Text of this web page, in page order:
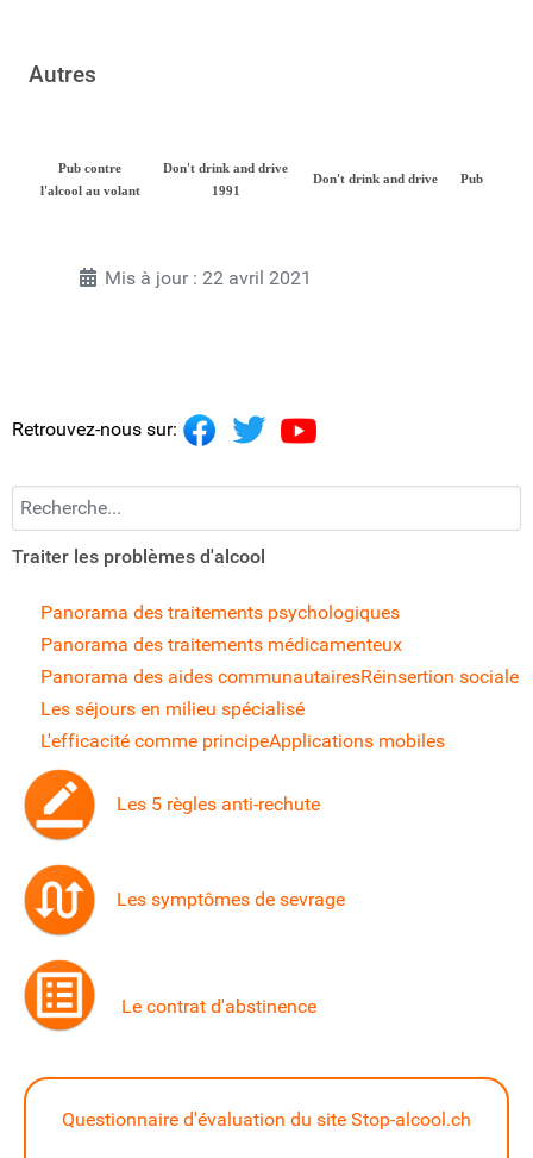
Autres
Pub contre
l'alcool au volant
Don't drink and drive
1991
Don't drink and drive Pub
Mis à jour : 22 avril 2021
Retrouvez-nous sur:
Recherchez...
Traiter les problèmes d'alcool
Panorama des traitements psychologiques
Panorama des traitements médicamenteux
Panorama des aides communautairesRéinsertion sociale
Les séjours en milieu spécialisé
L'efficacité comme principeApplications mobiles
Les 5 règles anti-rechute
Les symptômes de sevrage
Le contrat d'abstinence
Questionnaire d'évaluation du site Stop-alcool.ch